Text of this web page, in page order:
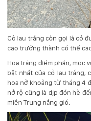
Cỏ lau trắng còn gọi là cỏ
cao trưởng thành có thể
Hoa trắng điểm phấn, mọc
bật nhất của cỏ lau trắng,
hoa nở khoảng từ tháng 4
nở rộ cũng là dịp đón hè
miền Trung nắng gió.